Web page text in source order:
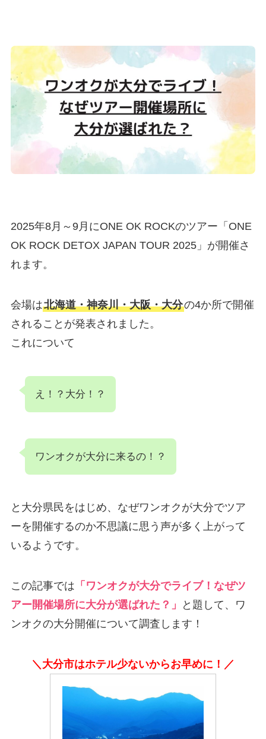
2025年8月～9月にONE OK ROCKのツアー「ONE
OK ROCK DETOX JAPAN TOUR 2025」が開催さ
れます。
会場は北海道・神奈川・大阪・大分の4か所で開催
されることが発表されました。
これについて
え！？大分！？
ワンオクが大分に来るの！？
と大分県民をはじめ、なぜワンオクが大分でツア
ーを開催するのか不思議に思う声が多く上がって
いるようです。
この記事では 「ワンオクが大分でライブ！なぜツ
アー開催場所に大分が選ばれた？」
と題して、ワ
ンオクの大分開催について調査します！
＼大分市はホテル少ないからお早めに！／